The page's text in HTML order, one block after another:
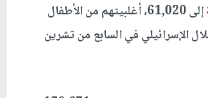
إلى 61,020، أغلبيتهم من الأطفال
الإسرائيلي في السابع من تشرين